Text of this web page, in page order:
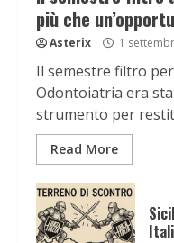
più che
Asterix 1
Il semestre filtro per
Odontoiatria era
strumento per
Read More